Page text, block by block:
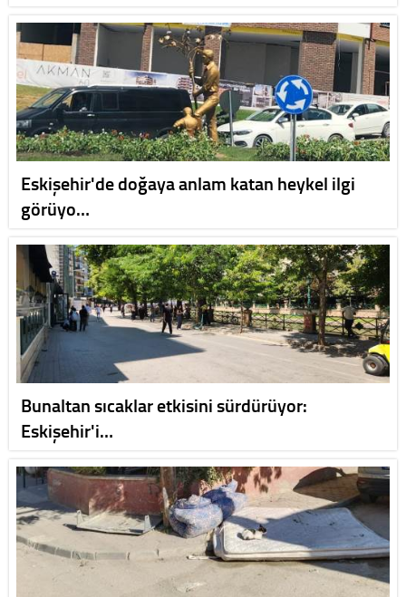
Eskişehir'de doğaya anlam katan heykel ilgi
görüyo…
Bunaltan sıcaklar etkisini sürdürüyor:
Eskişehir'i…